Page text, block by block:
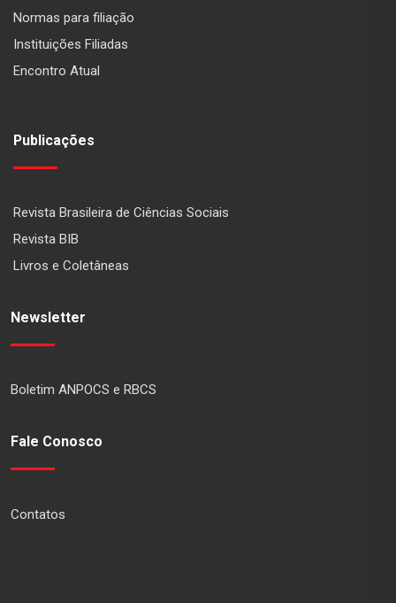
Normas para filiação
Instituições Filiadas
Encontro Atual
Publicações
Revista Brasileira de Ciências Sociais
Revista BIB
Livros e Coletâneas
Newsletter
Boletim ANPOCS e RBCS
Fale Conosco
Contatos